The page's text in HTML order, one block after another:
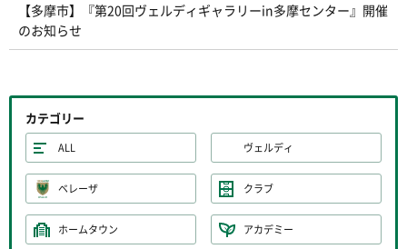
【多摩市】『第20回ヴェルディギャラリーin多摩センター』開催
のお知らせ
カテゴリー
ALL ヴェルディ
ベレーザ クラブ
ホームタウン アカデミー